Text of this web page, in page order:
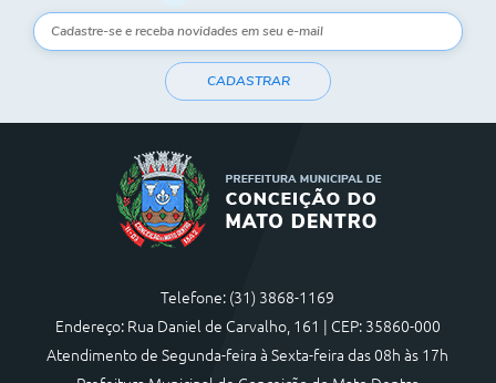
CADASTRAR
Telefone: (31) 3868-1169
Endereço: Rua Daniel de Carvalho, 161 | CEP: 35860-000
Atendimento de Segunda-feira à Sexta-feira das 08h às 17h